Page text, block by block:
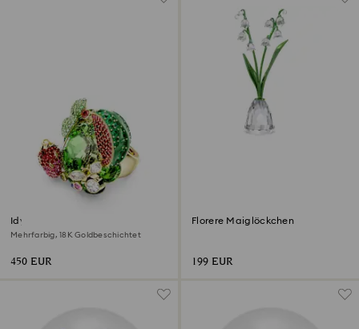
Idyllia Motivring
Mehrfarbig, 18K Goldbeschichtet
450 EUR
Florere Maiglöckchen
199 EUR